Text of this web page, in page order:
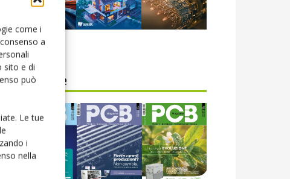
come i
a
sito e di
può
Le tue
i
nella
Edicola web
PCB Magazine